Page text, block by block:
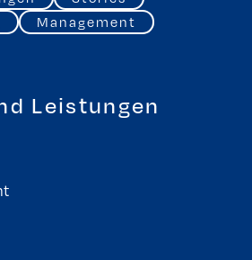
Management
Leistungen